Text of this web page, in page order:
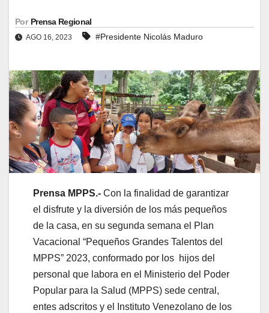
Por Prensa Regional
AGO 16, 2023 #Presidente Nicolás Maduro
Prensa MPPS.- Con la finalidad de garantizar
el disfrute y la diversión de los más pequeños
de la casa, en su segunda semana el Plan
Vacacional “Pequeños Grandes Talentos del
MPPS” 2023, conformado por los hijos del
personal que labora en el Ministerio del Poder
Popular para la Salud (MPPS) sede central,
entes adscritos y el Instituto Venezolano de los